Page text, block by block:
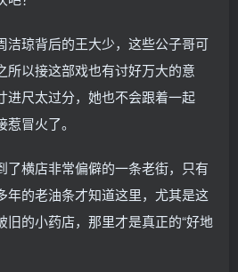
琼背后的王大少，这些公子哥可
所以接这部戏也有讨好万大的意
进尺太过分，她也不会跟着一起
冒火了。
横店非常偏僻的一条老街，只有
年的老油条才知道这里，尤其是这
旧的小药店，那里才是真正的“好地